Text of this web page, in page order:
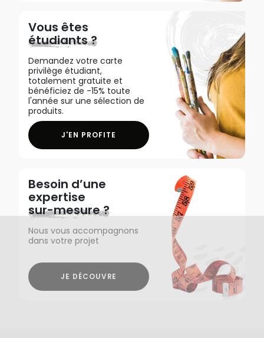
Vous êtes
étudiants ?
Demandez votre carte
privilège étudiant,
totalement gratuite et
bénéficiez de -15% toute
l'année sur une sélection de
produits.
J'EN PROFITE
Besoin d’une
expertise
sur-mesure ?
Nous vous accompagnons
dans votre projet
JE DÉCOUVRE